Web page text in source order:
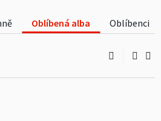
Oblíbená alba Oblíbenci